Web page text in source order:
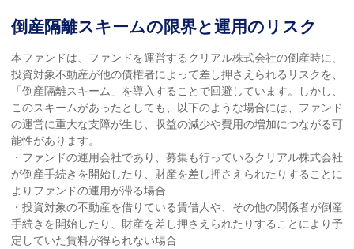
倒産隔離スキームの限界と運用のリスク
本ファンドは、ファンドを運営するクリアル株式会社の倒産時に、
投資対象不動産が他の債権者によって差し押さえられるリスクを、
「倒産隔離スキーム」を導入することで回避しています。しかし、
このスキームがあったとしても、以下のような場合には、ファンド
の運営に重大な支障が生じ、収益の減少や費用の増加につながる可
能性があります。
・ファンドの運用会社であり、募集も行っているクリアル株式会社
が倒産手続きを開始したり、財産を差し押さえられたりすることに
よりファンドの運用が滞る場合
・投資対象の不動産を借りている賃借人や、その他の関係者が倒産
手続きを開始したり、財産を差し押さえられたりすることにより予
定していた賃料が得られない場合